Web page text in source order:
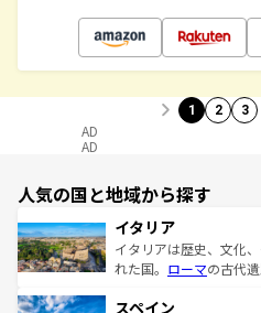
1 2 3
AD
AD
人気の国と地域から探す
イタリア
イタリアは歴史、文化
れた国。 ローマの古代
ろん、トスカーナの美
スペイン